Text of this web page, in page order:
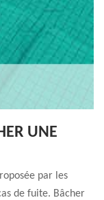
UNE
par les
de fuite. Bâcher